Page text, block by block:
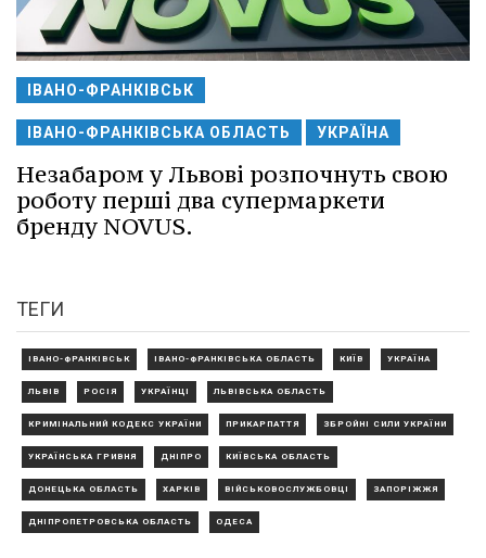
ІВАНО-ФРАНКІВСЬК
ІВАНО-ФРАНКІВСЬКА ОБЛАСТЬ УКРАЇНА
Незабаром у Львові розпочнуть свою
роботу перші два супермаркети
бренду NOVUS.
ТЕГИ
ІВАНО-ФРАНКІВСЬК ІВАНО-ФРАНКІВСЬКА ОБЛАСТЬ КИЇВ УКРАЇНА
ЛЬВІВ РОСІЯ УКРАЇНЦІ ЛЬВІВСЬКА ОБЛАСТЬ
КРИМІНАЛЬНИЙ КОДЕКС УКРАЇНИ ПРИКАРПАТТЯ ЗБРОЙНІ СИЛИ УКРАЇНИ
УКРАЇНСЬКА ГРИВНЯ ДНІПРО КИЇВСЬКА ОБЛАСТЬ
ДОНЕЦЬКА ОБЛАСТЬ ХАРКІВ ВІЙСЬКОВОСЛУЖБОВЦІ ЗАПОРІЖЖЯ
ДНІПРОПЕТРОВСЬКА ОБЛАСТЬ ОДЕСА